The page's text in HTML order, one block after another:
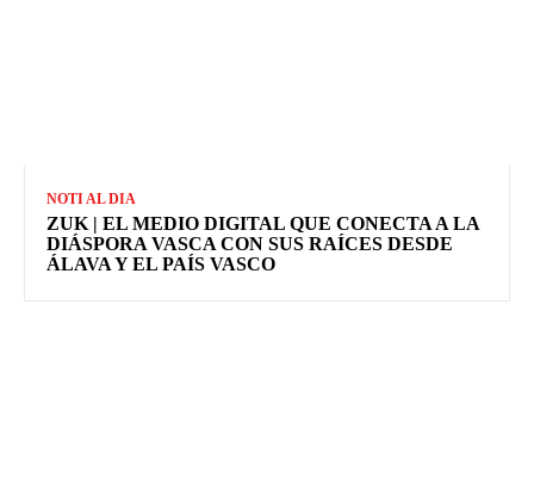
NOTI AL DIA
ZUK | EL MEDIO DIGITAL QUE CONECTA A LA
DIÁSPORA VASCA CON SUS RAÍCES DESDE
ÁLAVA Y EL PAÍS VASCO